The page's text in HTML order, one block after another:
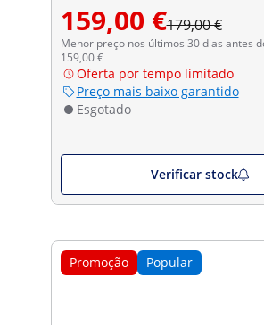
159,00 €179,00 €
Menor preço nos últimos 30 dias antes
159,00 €
Oferta por tempo limitado
Preço mais baixo garantido
Esgotado
Verificar stock
Promoção Popular